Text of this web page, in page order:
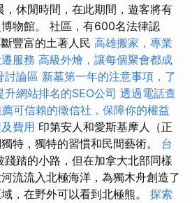
，休閒時間，在此期間，遊客將有
物館。 社區，有600名法律認
豐富的土著人民 高雄搬家，專業
服務 高級外燴，讓每個聚會都成
討論區 新墓第一年的注意事項，了
升網站排名的SEO公司 透過電話查
可信賴的徵信社，保障你的權益
費用 印第安人和愛斯基摩人（正
特，獨特的習慣和民間藝術。 台
踐踏的小路，但在加拿大北部同樣
流流入北極海洋，為獨木舟創造了
，在野外可以看到北極熊。 探索